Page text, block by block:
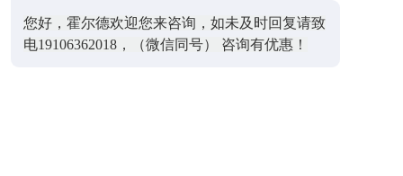
您好，霍尔德欢迎您来咨询，如未及时回复请致
电19106362018，（微信同号） 咨询有优惠！